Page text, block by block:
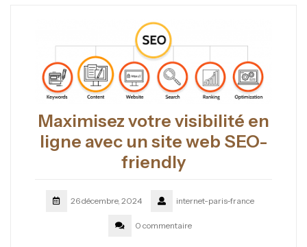
Maximisez votre visibilité en
ligne avec un site web SEO-
friendly
26 décembre, 2024 internet-paris-france
0 commentaire